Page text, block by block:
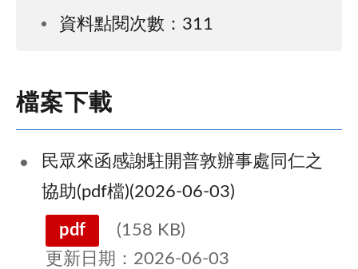
資料點閱次數：311
檔案下載
民眾來函感謝駐開普敦辦事處同仁之
協助(pdf檔)(2026-06-03)
pdf
(158 KB)
更新日期：2026-06-03